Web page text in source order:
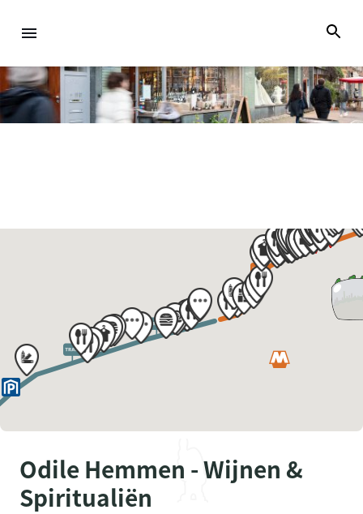
Odile Hemmen - Wijnen &
Spiritualiën